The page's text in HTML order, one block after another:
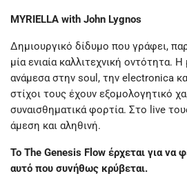
MYRIELLA with John Lygnos
Δημιουργικό δίδυμο που γράφει,
μία ενιαία καλλιτεχνική οντότητα. Η
ανάμεσα στην soul, την electronica
στίχοι τους έχουν εξομολογητικό
συναισθηματικά φορτία. Στο live
άμεση και αληθινή.
Το The Genesis Flow έρχεται για να
αυτό που συνήθως κρύβεται.